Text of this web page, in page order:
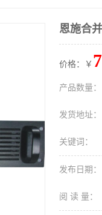
恩施合
价格：￥
产品数量：
发货地址：
关键词：
发布日期：
阅 读 量：